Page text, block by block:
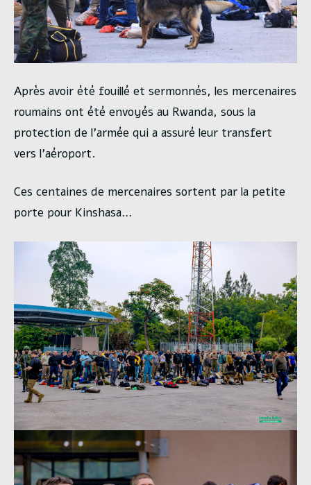
Après avoir été fouillé et sermonnés, les mercenaires
roumains ont été envoyés au Rwanda, sous la
protection de l’armée qui a assuré leur transfert
vers l’aéroport.
Ces centaines de mercenaires sortent par la petite
porte pour Kinshasa…